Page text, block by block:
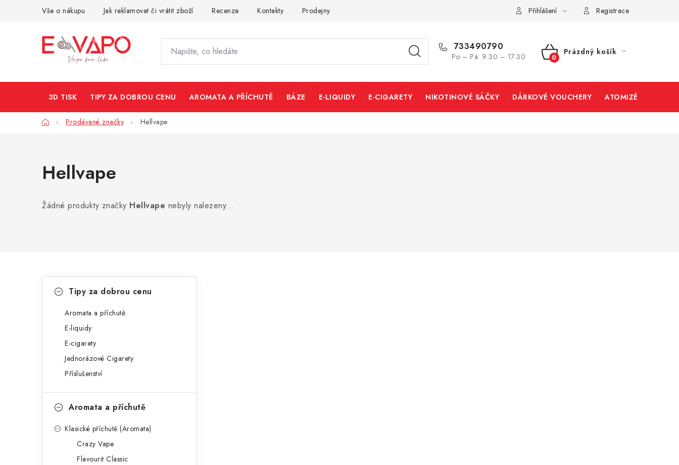
Vše o nákupu Jak reklamovat či vrátit zboží Recenze Kontakty Prodejny Přihlášení Registrace
733490790
Po – Pá: 9:30 – 17:30
NÁKUPNÍ
Prázdný košík
3D TISK TIPY ZA DOBROU CENU AROMATA A PŘÍCHUTĚ BÁZE E-LIQUIDY E-CIGARETY NIKOTINOVÉ SÁČKY DÁRKOVÉ VOUCHERY ATOMIZÉRY A
DomůProdávané značky Hellvape
Hellvape
Žádné produkty značky Hellvape nebyly nalezeny...
kategorieTipy za dobrou cenu
Aromata a příchutě
E-liquidy
E-cigarety
Jednorázové Cigarety
Příslušenství
Aromata a příchutě
Klasické příchutě (Aromata)
Crazy Vape
Flavourit Classic